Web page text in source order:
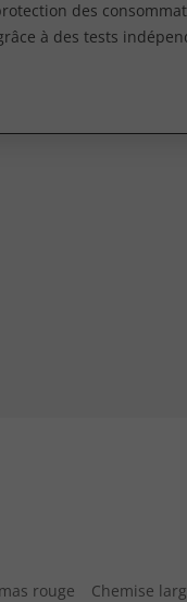
des
à des tests
rouge
Chemise